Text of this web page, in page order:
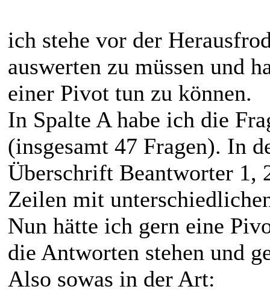
ich stehe vor der
auswerten zu müssen und
einer Pivot tun zu können.
In Spalte A habe ich die
(insgesamt 47 Fragen). In
Überschrift Beantworter 1,
Zeilen mit
Nun hätte ich gern eine
die Antworten stehen und
Also sowas in der Art: